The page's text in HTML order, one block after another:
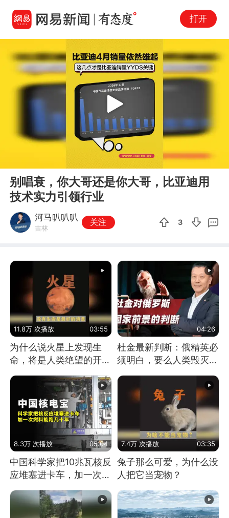
打开
02:05
Play
别唱衰，你大哥还是你大哥，比亚迪用
技术实力引领行业
河马叭叭叭
吉林
关注 3
11.8万 次播放 03:55
为什么说火星上发现生
命，将是人类绝望的开
始？
04:26
杜金最新判断：俄精英必
须明白，要么人类毁灭，
要么俄毁灭
8.3万 次播放 05:04
中国科学家把10兆瓦核反
应堆塞进卡车，加一次燃
7.4万 次播放 03:35
兔子那么可爱，为什么没
人把它当宠物？